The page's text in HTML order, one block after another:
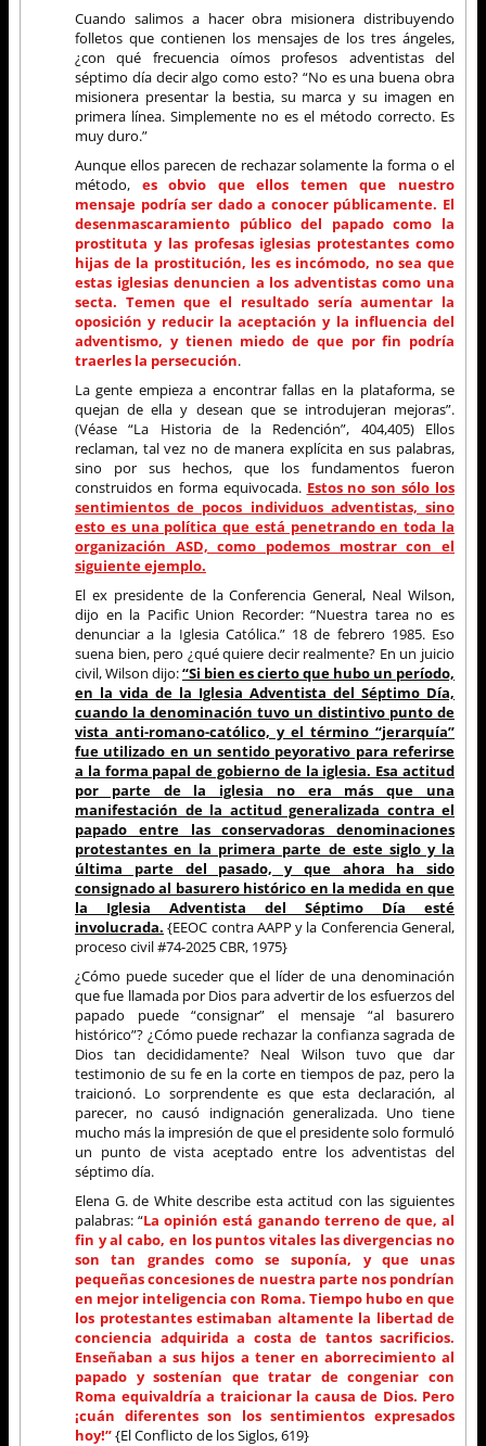
Cuando salimos a hacer obra misionera distribuyendo
folletos que contienen los mensajes de los tres ángeles,
¿con qué frecuencia oímos profesos adventistas del
séptimo día decir algo como esto? “No es una buena obra
misionera presentar la bestia, su marca y su imagen en
primera línea. Simplemente no es el método correcto. Es
muy duro.”
Aunque ellos parecen de rechazar solamente la forma o el
método, es obvio que ellos temen que nuestro
mensaje podría ser dado a conocer públicamente. El
desenmascaramiento público del papado como la
prostituta y las profesas iglesias protestantes como
hijas de la prostitución, les es incómodo, no sea que
estas iglesias denuncien a los adventistas como una
secta. Temen que el resultado sería aumentar la
oposición y reducir la aceptación y la influencia del
adventismo, y tienen miedo de que por fin podría
traerles la persecución.
La gente empieza a encontrar fallas en la plataforma, se
quejan de ella y desean que se introdujeran mejoras”.
(Véase “La Historia de la Redención”, 404,405) Ellos
reclaman, tal vez no de manera explícita en sus palabras,
sino por sus hechos, que los fundamentos fueron
construidos en forma equivocada. Estos no son sólo los
sentimientos de pocos individuos adventistas, sino
esto es una política que está penetrando en toda la
organización ASD, como podemos mostrar con el
siguiente ejemplo.
El ex presidente de la Conferencia General, Neal Wilson,
dijo en la Pacific Union Recorder: “Nuestra tarea no es
denunciar a la Iglesia Católica.” 18 de febrero 1985. Eso
suena bien, pero ¿qué quiere decir realmente? En un juicio
civil, Wilson dijo:“Si bien es cierto que hubo un período,
en la vida de la Iglesia Adventista del Séptimo Día,
cuando la denominación tuvo un distintivo punto de
vista anti-romano-católico, y el término “jerarquía”
fue utilizado en un sentido peyorativo para referirse
a la forma papal de gobierno de la iglesia. Esa actitud
por parte de la iglesia no era más que una
manifestación de la actitud generalizada contra el
papado entre las conservadoras denominaciones
protestantes en la primera parte de este siglo y la
última parte del pasado, y que ahora ha sido
consignado al basurero histórico en la medida en que
la Iglesia Adventista del Séptimo Día esté
involucrada. {EEOC contra AAPP y la Conferencia General,
proceso civil #74-2025 CBR, 1975}
¿Cómo puede suceder que el líder de una denominación
que fue llamada por Dios para advertir de los esfuerzos del
papado puede “consignar” el mensaje “al basurero
histórico”? ¿Cómo puede rechazar la confianza sagrada de
Dios tan decididamente? Neal Wilson tuvo que dar
testimonio de su fe en la corte en tiempos de paz, pero la
traicionó. Lo sorprendente es que esta declaración, al
parecer, no causó indignación generalizada. Uno tiene
mucho más la impresión de que el presidente solo formuló
un punto de vista aceptado entre los adventistas del
séptimo día.
Elena G. de White describe esta actitud con las siguientes
palabras: “La opinión está ganando terreno de que, al
fin y al cabo, en los puntos vitales las divergencias no
son tan grandes como se suponía, y que unas
pequeñas concesiones de nuestra parte nos pondrían
en mejor inteligencia con Roma. Tiempo hubo en que
los protestantes estimaban altamente la libertad de
conciencia adquirida a costa de tantos sacrificios.
Enseñaban a sus hijos a tener en aborrecimiento al
papado y sostenían que tratar de congeniar con
Roma equivaldría a traicionar la causa de Dios. Pero
¡cuán diferentes son los sentimientos expresados
hoy!”{El Conflicto de los Siglos, 619}